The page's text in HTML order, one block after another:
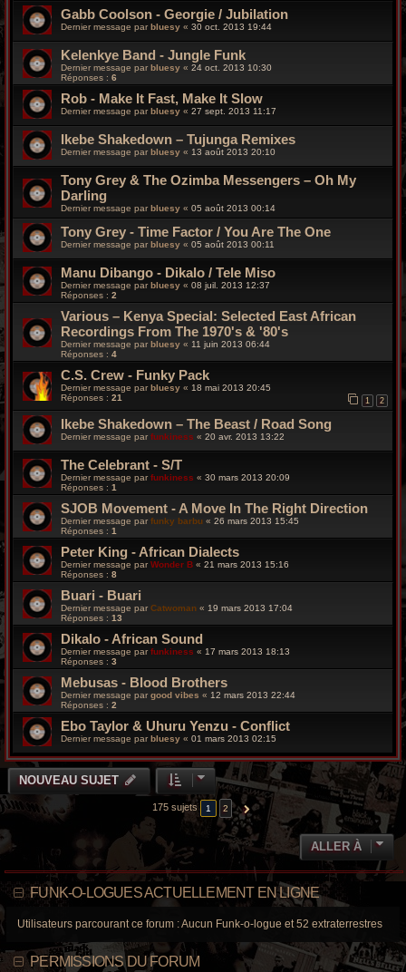
Gabb Coolson - Georgie / Jubilation
Dernier message parbluesy « 30 oct. 2013 19:44
Kelenkye Band - Jungle Funk
Dernier message par bluesy « 24 oct. 2013 10:30
Réponses : 6
Rob - Make It Fast, Make It Slow
Dernier message parbluesy « 27 sept. 2013 11:17
Ikebe Shakedown – Tujunga Remixes
Dernier message par bluesy « 13 août 2013 20:10
Tony Grey & The Ozimba Messengers – Oh My
Darling
Dernier message par bluesy « 05 août 2013 00:14
Tony Grey - Time Factor / You Are The One
Dernier message par bluesy « 05 août 2013 00:11
Manu Dibango - Dikalo / Tele Miso
Dernier message parbluesy « 08 juil. 2013 12:37
Réponses : 2
Various – Kenya Special: Selected East African
Recordings From The 1970's & '80's
Dernier message par bluesy « 11 juin 2013 06:44
Réponses : 4
C.S. Crew - Funky Pack
Dernier message parbluesy « 18 mai 2013 20:45
Réponses : 21 1 2
Ikebe Shakedown – The Beast / Road Song
Dernier message par funkiness « 20 avr. 2013 13:22
The Celebrant - S/T
Dernier message parfunkiness « 30 mars 2013 20:09
Réponses : 1
SJOB Movement - A Move In The Right Direction
Dernier message par funky barbu « 26 mars 2013 15:45
Réponses : 1
Peter King - African Dialects
Dernier message parWonder B « 21 mars 2013 15:16
Réponses : 8
Buari - Buari
Dernier message par Catwoman « 19 mars 2013 17:04
Réponses : 13
Dikalo - African Sound
Dernier message parfunkiness « 17 mars 2013 18:13
Réponses : 3
Mebusas - Blood Brothers
Dernier message par good vibes « 12 mars 2013 22:44
Réponses : 2
Ebo Taylor & Uhuru Yenzu - Conflict
Dernier message parbluesy « 01 mars 2013 02:15
NOUVEAU SUJET
175 sujets 1 2 SUIVANTE
ALLER À
FUNK-O-LOGUES ACTUELLEMENT EN LIGNE
Utilisateurs parcourant ce forum : Aucun Funk-o-logue et 52 extraterrestres
PERMISSIONS DU FORUM